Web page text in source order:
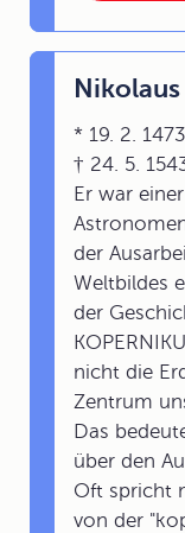
* 19. 2.
† 24. 5.
Er war
der
Weltbildes
der
nicht die
Zentrum
Das
über den
Oft spricht
von der